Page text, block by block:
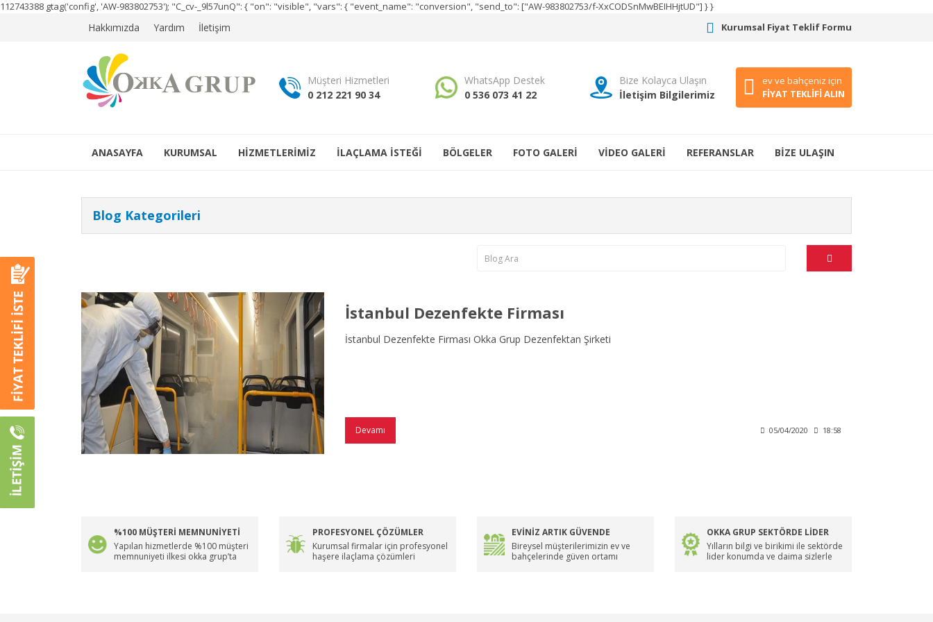
112743388 gtag('config', 'AW-983802753'); "C_cv-_9l57unQ": { "on": "visible", "vars": { "event_name": "conversion", "send_to": ["AW-983802753/f-XxCODSnMwBEIHHjtUD"] } }
Hakkımızda Yardım İletişim Kurumsal Fiyat Teklif Formu
Müşteri Hizmetleri
0 212 221 90 34
WhatsApp Destek
0 536 073 41 22
Bize Kolayca Ulaşın
İletişim Bilgilerimiz
ev ve bahçeniz için
FİYAT TEKLİFİ ALIN
ANASAYFA KURUMSAL HİZMETLERİMİZ İLAÇLAMA İSTEĞİ BÖLGELER FOTO GALERİ VİDEO GALERİ REFERANSLAR BİZE ULAŞIN
Blog Kategorileri
İstanbul Dezenfekte Firması
İstanbul Dezenfekte Firması Okka Grup Dezenfektan Şirketi
Devamı 05/04/2020 18:58
%100 MÜŞTERİ MEMNUNİYETİ
Yapılan hizmetlerde %100 müşteri
memnuniyeti ilkesi okka grup’ta
PROFESYONEL ÇÖZÜMLER
Kurumsal firmalar için profesyonel
haşere ilaçlama çözümleri
EVİNİZ ARTIK GÜVENDE
Bireysel müşterilerimizin ev ve
bahçelerinde güven ortamı
OKKA GRUP SEKTÖRDE LİDER
Yılların bilgi ve birikimi ile sektörde
lider konumda ve daima sizlerle